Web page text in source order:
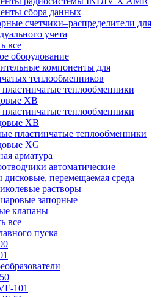
сбора данных
счетчики–распределители для
учета
все
оборудование
компоненты для
теплообменников
теплообменники
XB
теплообменники
ХВ
пластинчатые теплообменники
ХG
арматура
автоматические
дисковые, перемещаемая среда –
растворы
запорные
клапаны
все
пуска
101